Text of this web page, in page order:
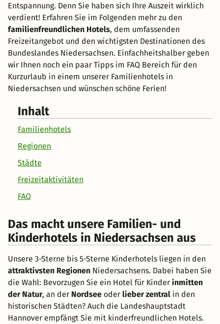
Entspannung. Denn Sie haben sich Ihre Auszeit wirklich
verdient! Erfahren Sie im Folgenden mehr zu den
familienfreundlichen Hotels, dem umfassenden
Freizeitangebot und den wichtigsten Destinationen des
Bundeslandes Niedersachsen. Einfachheitshalber geben
wir Ihnen noch ein paar Tipps im FAQ Bereich für den
Kurzurlaub in einem unserer Familienhotels in
Niedersachsen und wünschen schöne Ferien!
Inhalt
Familienhotels
Regionen
Städte
Freizeitaktivitäten
FAQ
Das macht unsere Familien- und
Kinderhotels in Niedersachsen aus
Unsere 3-Sterne bis 5-Sterne Kinderhotels liegen in den
attraktivsten Regionen Niedersachsens. Dabei haben Sie
die Wahl: Bevorzugen Sie ein Hotel für Kinder inmitten
der Natur, an der Nordsee oder lieber zentral in den
historischen Städten? Auch die Landeshauptstadt
Hannover empfängt Sie mit kinderfreundlichen Hotels.